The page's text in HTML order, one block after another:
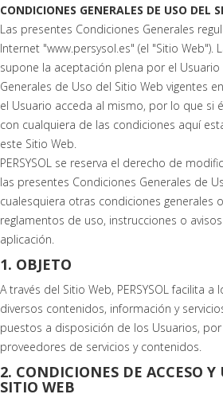
CONDICIONES GENERALES DE USO DEL
Las presentes Condiciones Generales
Internet "www.persysol.es" (el "Sitio Web").
supone la aceptación plena por el
Generales de Uso del Sitio Web vigentes
el Usuario acceda al mismo, por lo que si
con cualquiera de las condiciones aquí
este Sitio Web.
PERSYSOL se reserva el derecho de
las presentes Condiciones Generales de
cualesquiera otras condiciones generales
reglamentos de uso, instrucciones o
aplicación.
1. OBJETO
A través del Sitio Web, PERSYSOL facilita
diversos contenidos, información y
puestos a disposición de los Usuarios, por
proveedores de servicios y contenidos.
2. CONDICIONES DE ACCESO
SITIO WEB